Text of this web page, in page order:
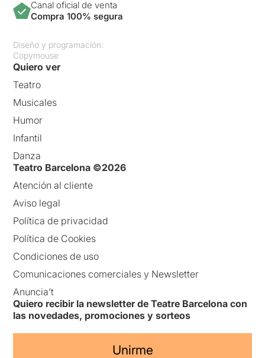
Canal oficial de venta
Compra 100% segura
Diseño y programación:
Copymouse
Quiero ver
Teatro
Musicales
Humor
Infantil
Danza
Teatro Barcelona ©2026
Atención al cliente
Aviso legal
Política de privacidad
Política de Cookies
Condiciones de uso
Comunicaciones comerciales y Newsletter
Anuncia’t
Quiero recibir la newsletter de Teatre Barcelona con
las novedades, promociones y sorteos
Unirme